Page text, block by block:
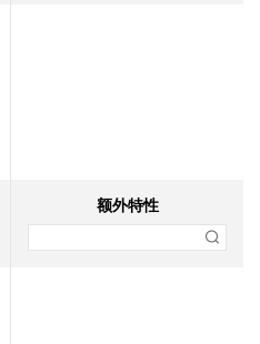
额外特性